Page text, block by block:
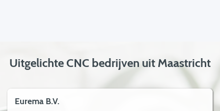
Uitgelichte CNC bedrijven uit Maastricht
Eurema B.V.